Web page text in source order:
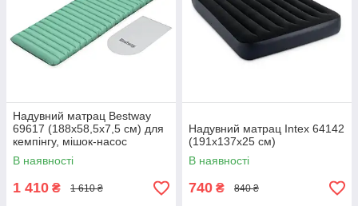
Надувний матрац Bestway
69617 (188х58,5х7,5 см) для
кемпінгу, мішок-насос
В наявності
1 410 ₴ 1 610 ₴
Надувний матрац Intex 64142
(191x137x25 см)
В наявності
740 ₴ 840 ₴